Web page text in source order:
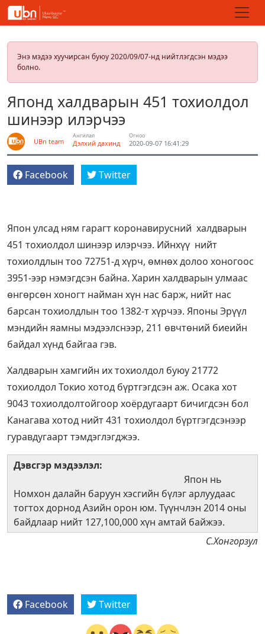
Энэ мэдээ хуучирсан буюу 2020/09/07-нд нийтлэгдсэн мэдээ
болно.
Японд халдварын 451 тохиолдол
шинээр илэрчээ
UBn team
Ангилал
Дэлхий дахинд
Огноо
2020-09-07 16:41:29
Facebook Twitter
Япон улсад ням гарагт коронавирусний халдварын
451 тохиолдол шинээр илэрчээ. Ийнхүү нийт
тохиолдлын тоо 72751-д хүрч, өмнөх долоо хоногоос
3951-ээр нэмэгдсэн байна. Харин халдварын улмаас
өнгөрсөн хоногт найман хүн нас барж, нийт нас
барсан тохиолдлын тоо 1382-т хүрчээ. Японы Эрүүл
мэндийн яамны мэдээлснээр, 211 өвчтөний биеийн
байдал хүнд байгаа гэв.
Халдварын хамгийн их тохиолдол буюу 21772
тохиолдол Токио хотод бүртгэгдсэн аж. Осака хот
9043 тохиолдолтойгоор хоёрдугаарт бичигдсэн бол
Канагава хотод нийт 431 тохиолдол бүртгэгдсэнээр
гуравдугаарт тэмдэглэгджээ.
Дэвсгэр мэдээлэл:
Япон нь
Номхон далайн баруун хэсгийн бүлэг арлуудаас
тогтох дорнод Азийн орон юм. Түүнчлэн 2014 оны
байдлаар нийт 127,100,000 хүн амтай байжээ.
С.Хонгорзул
Facebook Twitter